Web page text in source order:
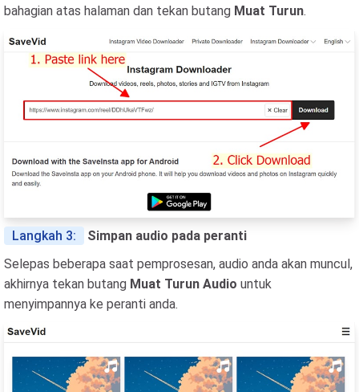
bahagian atas halaman dan tekan butang Muat Turun.
Langkah 3:
Simpan audio pada peranti
Selepas beberapa saat pemprosesan, audio anda akan muncul,
akhirnya tekan butang Muat Turun Audio untuk
menyimpannya ke peranti anda.